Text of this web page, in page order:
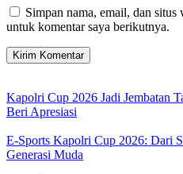
Simpan nama, email, dan situs
untuk komentar saya berikutnya.
Kapolri Cup 2026 Jadi Jembatan
Beri Apresiasi
E-Sports Kapolri Cup 2026: Dari
Generasi Muda